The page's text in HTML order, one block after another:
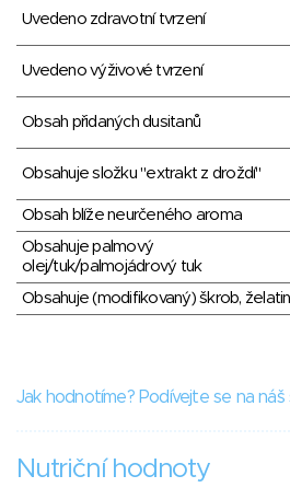
Uvedeno zdravotní tvrzení
Uvedeno výživové tvrzení
Obsah přidaných dusitanů
Obsahuje složku "extrakt z droždí"
Obsah blíže neurčeného aroma
Obsahuje palmový
olej/tuk/palmojádrový tuk
Obsahuje (modifikovaný) škrob,
Jak hodnotíme? Podívejte se na
Nutriční hodnoty